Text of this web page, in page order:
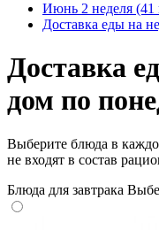
Июнь 2 неделя (41
Доставка еды на
Доставка
дом по
Выберите блюда в
не входят в состав
Блюда для завтрака